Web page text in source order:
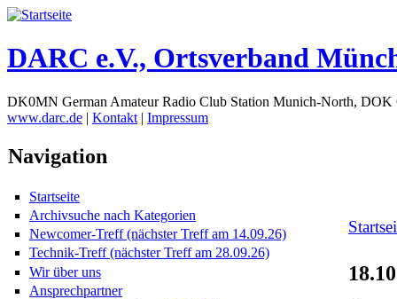
DARC e.V., Ortsverband
DK0MN German Amateur Radio Club Station Munich-North,
www.darc.de | Kontakt | Impressum
Navigation
Startseite
Archivsuche nach Kategorien
Newcomer-Treff (nächster Treff am 14.09.26)
Technik-Treff (nächster Treff am 28.09.26)
Wir über uns
Ansprechpartner